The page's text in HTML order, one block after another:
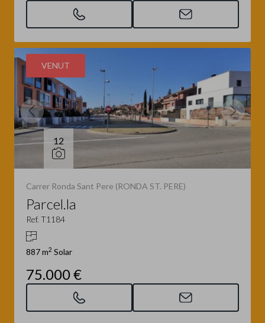
VENUT
12
Carrer Ronda Sant Pere (RONDA ST. PERE)
Parcel.la
Ref. T1184
887 m2 Solar
75.000 €